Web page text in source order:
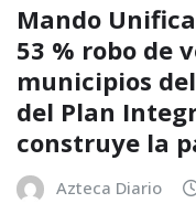
Mando
53 % robo de
municipios
del Plan
construye la
Azteca Diario